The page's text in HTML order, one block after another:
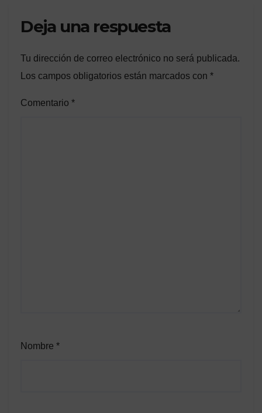
Deja una respuesta
Tu dirección de correo electrónico no será publicada.
Los campos obligatorios están marcados con *
Comentario *
Nombre *